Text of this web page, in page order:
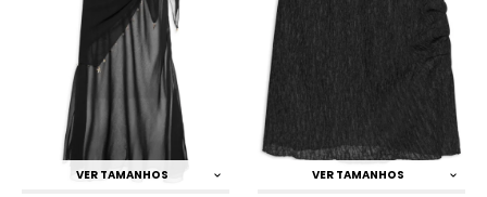
VER TAMANHOS VER TAMANHOS